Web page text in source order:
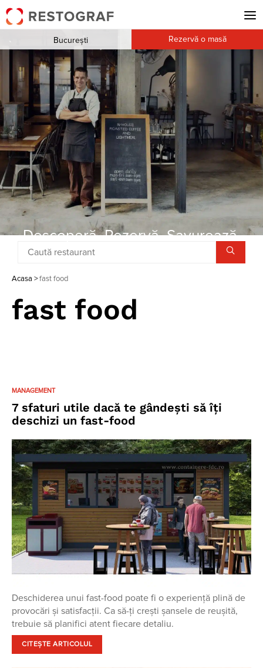
Descoperă. Rezervă. Savurează.
București Rezervă o masă
Acasa >fast food
fast food
MANAGEMENT
7 sfaturi utile dacă te gândești să îți
deschizi un fast-food
Deschiderea unui fast-food poate fi o experiență plină de
provocări și satisfacții. Ca să-ți crești șansele de reușită,
trebuie să planifici atent fiecare detaliu.
CITEȘTE ARTICOLUL